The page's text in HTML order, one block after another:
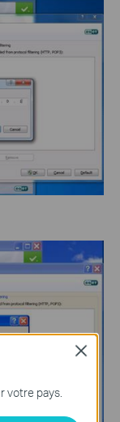
votre pays.
Close